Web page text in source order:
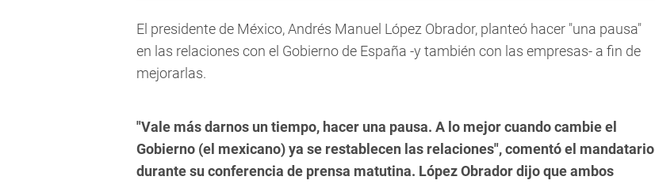
El presidente de México, Andrés Manuel López Obrador, planteó hacer "una pausa"
en las relaciones con el Gobierno de España -y también con las empresas- a fin de
mejorarlas.
"Vale más darnos un tiempo, hacer una pausa. A lo mejor cuando cambie el
Gobierno (el mexicano) ya se restablecen las relaciones", comentó el mandatario
durante su conferencia de prensa matutina. López Obrador dijo que ambos